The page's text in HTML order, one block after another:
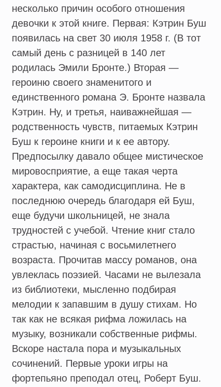
несколько причин особого отношения
девочки к этой книге. Первая: Кэтрин Буш
появилась на свет 30 июля 1958 г. (В тот
самый день с разницей в 140 лет
родилась Эмили Бронте.) Вторая —
героиню своего знаменитого и
единственного романа Э. Бронте назвала
Кэтрин. Ну, и третья, наиважнейшая —
родственность чувств, питаемых Кэтрин
Буш к героине книги и к ее автору.
Предпосылку давало общее мистическое
мировосприятие, а еще такая черта
характера, как самодисциплина. Не в
последнюю очередь благодаря ей Буш,
еще будучи школьницей, не знала
трудностей с учебой. Чтение книг стало
страстью, начиная с восьмилетнего
возраста. Прочитав массу романов, она
увлеклась поэзией. Часами не вылезала
из библиотеки, мысленно подбирая
мелодии к запавшим в душу стихам. Но
так как не всякая рифма ложилась на
музыку, возникали собственные рифмы.
Вскоре настала пора и музыкальных
сочинений. Первые уроки игры на
фортепьяно преподал отец, Роберт Буш.